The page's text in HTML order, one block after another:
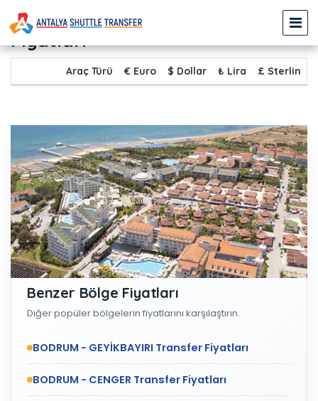
BODRUM - GÜNDOĞDU Transfer
Fiyatları
Araç Türü € Euro $ Dollar ₺ Lira £ Sterlin
Benzer Bölge Fiyatları
Diğer popüler bölgelerin fiyatlarını karşılaştırın.
BODRUM - GEYİKBAYIRI Transfer Fiyatları
BODRUM - CENGER Transfer Fiyatları